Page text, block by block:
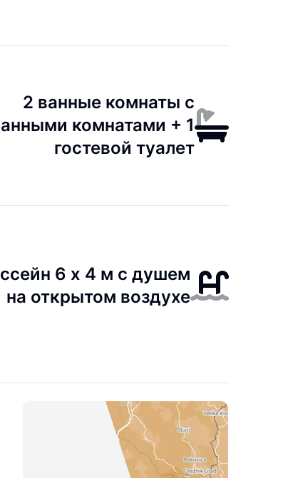
2 ванные комнаты с
комнатами + 1
гостевой туалет
6 x 4 м с душем
на открытом воздухе